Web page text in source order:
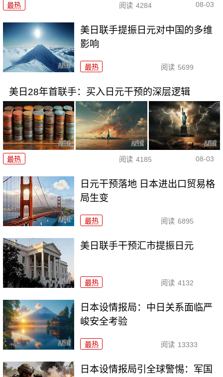
最热 阅读 4284 08-03
美日联手提振日元对中国的多维
影响
最热 阅读 5699
美日28年首联手：买入日元干预的深层逻辑
最热 阅读 4185 08-03
日元干预落地 日本进出口贸易格
局生变
最热 阅读 6895
美日联手干预汇市提振日元
最热 阅读 4132
日本设情报局：中日关系面临严
峻安全考验
最热 阅读 13333
日本设情报局引全球警惕：军国